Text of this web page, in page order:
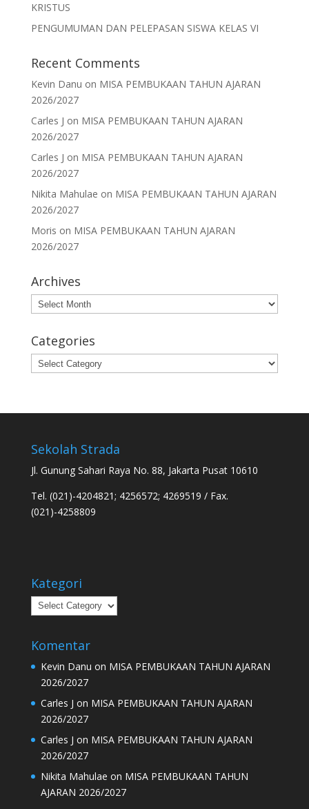
KRISTUS
PENGUMUMAN DAN PELEPASAN SISWA KELAS VI
Recent Comments
Kevin Danu on MISA PEMBUKAAN TAHUN AJARAN
2026/2027
Carles J on MISA PEMBUKAAN TAHUN AJARAN
2026/2027
Carles J on MISA PEMBUKAAN TAHUN AJARAN
2026/2027
Nikita Mahulae on MISA PEMBUKAAN TAHUN AJARAN
2026/2027
Moris on MISA PEMBUKAAN TAHUN AJARAN
2026/2027
Archives
Archives
Categories
Categories
Sekolah Strada
Jl. Gunung Sahari Raya No. 88, Jakarta Pusat 10610
Tel. (021)-4204821; 4256572; 4269519 / Fax.
(021)-4258809
Kategori
Kategori
Komentar
Kevin Danu on MISA PEMBUKAAN TAHUN AJARAN
2026/2027
Carles J on MISA PEMBUKAAN TAHUN AJARAN
2026/2027
Carles J on MISA PEMBUKAAN TAHUN AJARAN
2026/2027
Nikita Mahulae on MISA PEMBUKAAN TAHUN
AJARAN 2026/2027